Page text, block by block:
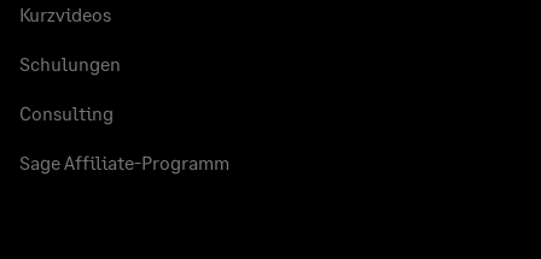
Kurzvideos
Schulungen
Consulting
Sage Affiliate-Programm